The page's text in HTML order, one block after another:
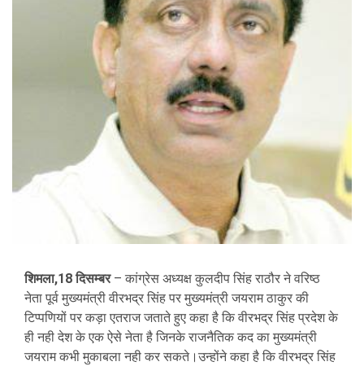
शिमला,18 दिसम्बर– कांग्रेस अध्यक्ष कुलदीप सिंह राठौर ने वरिष्ठ
नेता पूर्व मुख्यमंत्री वीरभद्र सिंह पर मुख्यमंत्री जयराम ठाकुर की
टिप्पणियों पर कड़ा एतराज जताते हुए कहा है कि वीरभद्र सिंह प्रदेश के
ही नही देश के एक ऐसे नेता है जिनके राजनैतिक कद का मुख्यमंत्री
जयराम कभी मुकाबला नही कर सकते।उन्होंने कहा है कि वीरभद्र सिंह